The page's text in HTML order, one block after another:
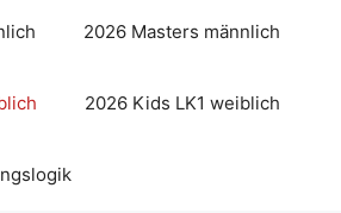
2026 Masters männlich
2026 Kids LK1 weiblich